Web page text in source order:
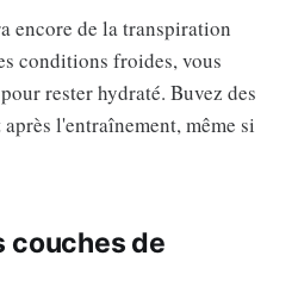
encore de la transpiration
conditions froides, vous
rester hydraté. Buvez des
l'entraînement, même si
couches de